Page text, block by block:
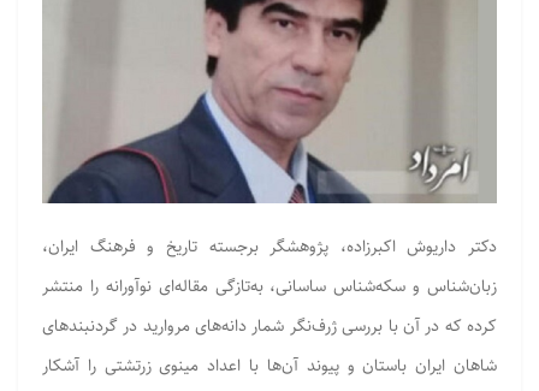
دکتر داریوش اکبرزاده، پژوهشگر برجسته تاریخ و فرهنگ ایران،
زبان‌شناس و سکه‌شناس ساسانی، به‌تازگی مقاله‌ای نوآورانه را منتشر
کرده که در آن با بررسی ژرف‌نگر شمار دانه‌های مروارید در گردنبندهای
شاهان ایران باستان و پیوند آن‌ها با اعداد مینوی زرتشتی را آشکار